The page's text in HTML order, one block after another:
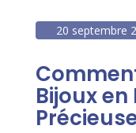
20 septembre
Bijoux en